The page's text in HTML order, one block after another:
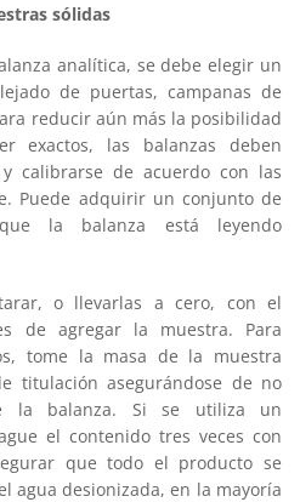
sólidas
analítica, se debe elegir un
de puertas, campanas de
reducir aún más la posibilidad
exactos, las balanzas deben
calibrarse de acuerdo con las
Puede adquirir un conjunto de
la balanza está leyendo
o llevarlas a cero, con el
de agregar la muestra. Para
tome la masa de la muestra
titulación asegurándose de no
la balanza. Si se utiliza un
el contenido tres veces con
que todo el producto se
agua desionizada, en la mayoría